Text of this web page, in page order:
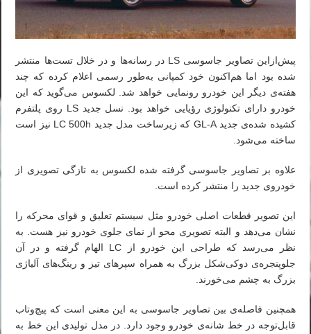
پیش‌ازاین تصاویر جاسوسی LS در رسانه‌ها و در خلال تست‌ها منتشر
شده بود اما هم‌اکنون خود کمپانی به‌طور رسمی اعلام کرده که چند
هفته‌ی دیگر این خودرو رونمایی خواهد شد. لکسوس می‌گوید که این
خودرو دارای تکنولوژی رؤیایی خواهد بود. نسل جدید LS روی پلتفرم
کشیده شده‌ی جدید GL-A که زیرساخت مدل جدید LC 500h نیز است
ساخته می‌شود.
علاوه بر تصاویر جاسوسی گرفته شده لکسوس به تازگی تصویری از
خودروی جدید را منتشر کرده است.
این تصویر قطعات اصلی خودرو مثل سیستم تعلیق و قوای محرکه را
نشان می‌دهد و البته تصویری محو از نمای جلوی خودرو نیز هست. به
نظر می‌رسد که طراحی این خودرو از LC الهام گرفته و در آن
جلوپنجره‌ی دوکی‌شکل بزرگ به همراه سپرهای تیز و رینگ‌های آلیاژی
بزرگ به چشم می‌خورند.
همچنین فاصله‌ی بین تصاویر جاسوسی به این معنی است که پیچ‌وتاب
قابل‌توجه در خط شانه‌ی خودرو وجود دارد. در مدل تولیدی این خط به